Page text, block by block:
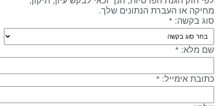
או העברת הנתונים שלך.
בקשה: *
מלא: *
אימייל: *